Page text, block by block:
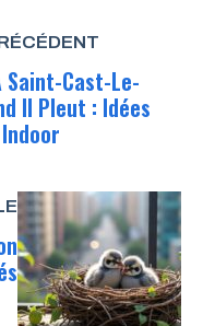
Saint-Cast-Le-
Il Pleut : Idées